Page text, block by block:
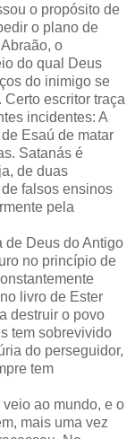
o propósito de
o plano de
o
do qual Deus
do inimigo se
escritor traça
incidentes: A
Esaú de matar
Satanás é
de duas
falsos ensinos
pela
de Deus do Antigo
no princípio de
livro de Ester
destruir o povo
tem sobrevivido
do perseguidor,
tem
ao mundo, e o
mais uma vez